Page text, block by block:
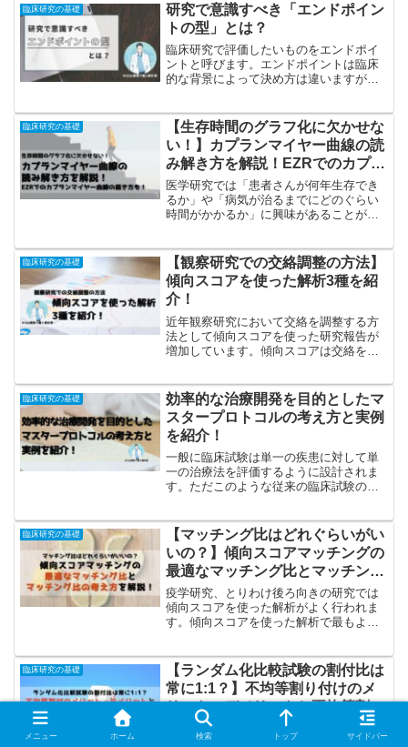
臨床研究の基礎
研究で意識すべき「エンドポイン
トの型」とは？
臨床研究で評価したいものをエンドポイ
ントと呼びます。エンドポイントは臨床
的な背景によって決め方は違いますが、
「エンドポイントの型」を意識すること
で、研究の結果のまとめ方...
臨床研究の基礎
【生存時間のグラフ化に欠かせな
い！】カプランマイヤー曲線の読
み解き方を解説！EZRでのカプラ
ンマイヤー曲線の描き方も！
医学研究では「患者さんが何年生存でき
るか」や「病気が治るまでにどのぐらい
時間がかかるか」に興味があることがあ
生存時間を扱う解析を生存時間解析とい
います。生存時間解析では生存時間の要
約としてよくカプランマイヤー曲線が使
われます。この記事ではカプランマイヤ
ー曲線が「どのような情報を与えてくれ
るのか？」や「カプランマイヤー曲線は
どのような定義で描かれているのか」に
ついて解説します。
臨床研究の基礎
【観察研究での交絡調整の方法】
傾向スコアを使った解析3種を紹
介！
近年観察研究において交絡を調整する方
法として傾向スコアを使った研究報告が
増加しています。傾向スコアは交絡を調
か、理解しているでしょうか？この記事
では傾向スコアの概念と解析方法につい
て解説しています！
臨床研究の基礎
効率的な治療開発を目的としたマ
スタープロトコルの考え方と実例
を紹介！
一般に臨床試験は単一の疾患に対して単
一の治療法を評価するように設計されま
す。ただこのような従来の臨床試験の設
そこで近年効率的な治療開発を目的とし
たマスタープロトコルとい...
臨床研究の基礎
【マッチング比はどれぐらいがい
いの？】傾向スコアマッチングの
最適なマッチング比とマッチング
比の考え方を解説！
疫学研究、とりわけ後ろ向きの研究では
傾向スコアを使った解析がよく行われま
す。傾向スコアを使った解析で最もよく
が似た症例を群間でマッチングして解析
対象を選択する方法で、マ...
臨床研究の基礎
【ランダム化比較試験の割付比は
常に1:1？】不均等割り付けのメ
リット・デメリットと不均等割付
が正当化される状況を解説！
医学研究では、よく治療効果を比較する
ためにランダム化比較試験が行われま
メニュー ホーム 検索 トップ サイドバー